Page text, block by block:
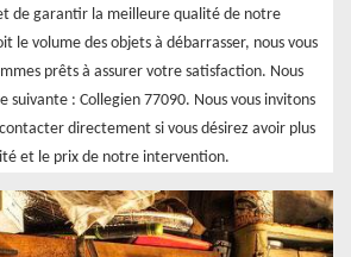
de garantir la meilleure qualité de notre
le volume des objets à débarrasser, nous vous
prêts à assurer votre satisfaction. Nous
suivante : Collegien 77090. Nous vous invitons
directement si vous désirez avoir plus
et le prix de notre intervention.